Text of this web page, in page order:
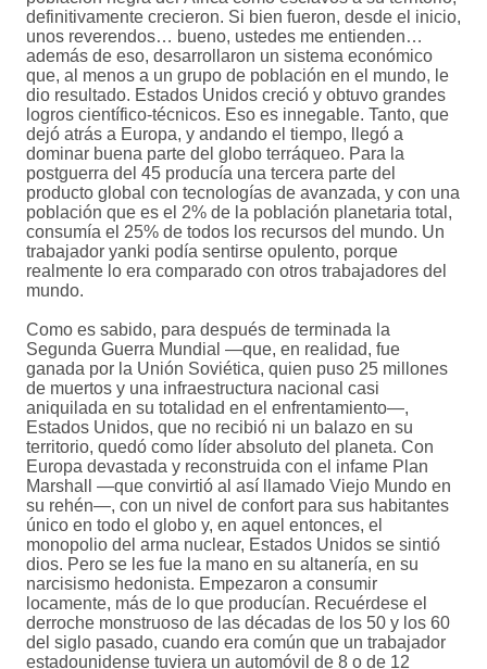
definitivamente crecieron. Si bien fueron, desde el inicio,
unos reverendos… bueno, ustedes me entienden…
además de eso, desarrollaron un sistema económico
que, al menos a un grupo de población en el mundo, le
dio resultado. Estados Unidos creció y obtuvo grandes
logros científico-técnicos. Eso es innegable. Tanto, que
dejó atrás a Europa, y andando el tiempo, llegó a
dominar buena parte del globo terráqueo. Para la
postguerra del 45 producía una tercera parte del
producto global con tecnologías de avanzada, y con una
población que es el 2% de la población planetaria total,
consumía el 25% de todos los recursos del mundo. Un
trabajador yanki podía sentirse opulento, porque
realmente lo era comparado con otros trabajadores del
mundo.
Como es sabido, para después de terminada la
Segunda Guerra Mundial —que, en realidad, fue
ganada por la Unión Soviética, quien puso 25 millones
de muertos y una infraestructura nacional casi
aniquilada en su totalidad en el enfrentamiento—,
Estados Unidos, que no recibió ni un balazo en su
territorio, quedó como líder absoluto del planeta. Con
Europa devastada y reconstruida con el infame Plan
Marshall —que convirtió al así llamado Viejo Mundo en
su rehén—, con un nivel de confort para sus habitantes
único en todo el globo y, en aquel entonces, el
monopolio del arma nuclear, Estados Unidos se sintió
dios. Pero se les fue la mano en su altanería, en su
narcisismo hedonista. Empezaron a consumir
locamente, más de lo que producían. Recuérdese el
derroche monstruoso de las décadas de los 50 y los 60
del siglo pasado, cuando era común que un trabajador
estadounidense tuviera un automóvil de 8 o de 12